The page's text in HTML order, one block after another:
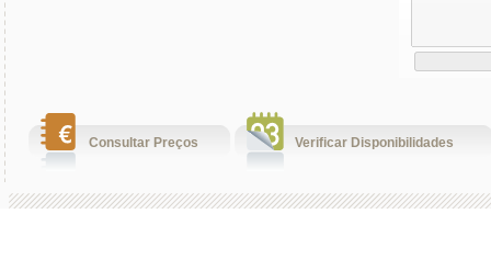
Consultar Preços Verificar Disponibilidades